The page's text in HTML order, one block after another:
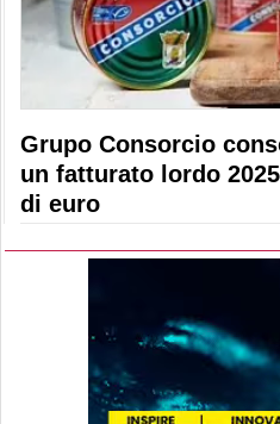
Grupo Consorcio
un fatturato lordo
di euro